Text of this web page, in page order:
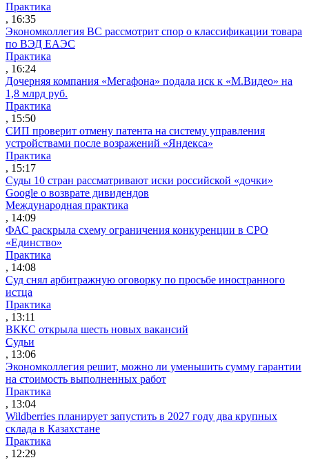
Практика
, 16:35
Экономколлегия ВС рассмотрит спор о классификации товара
по ВЭД ЕАЭС
Практика
, 16:24
Дочерняя компания «Мегафона» подала иск к «М.Видео» на
1,8 млрд руб.
Практика
, 15:50
СИП проверит отмену патента на систему управления
устройствами после возражений «Яндекса»
Практика
, 15:17
Суды 10 стран рассматривают иски российской «дочки»
Google о возврате дивидендов
Международная практика
, 14:09
ФАС раскрыла схему ограничения конкуренции в СРО
«Единство»
Практика
, 14:08
Суд снял арбитражную оговорку по просьбе иностранного
истца
Практика
, 13:11
ВККС открыла шесть новых вакансий
Судьи
, 13:06
Экономколлегия решит, можно ли уменьшить сумму гарантии
на стоимость выполненных работ
Практика
, 13:04
Wildberries планирует запустить в 2027 году два крупных
склада в Казахстане
Практика
, 12:29